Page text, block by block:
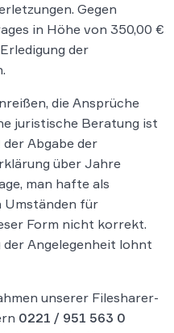
Gegen
in Höhe von 350,00 €
der
die Ansprüche
juristische Beratung ist
Abgabe der
über Jahre
man hafte als
Umständen für
Form nicht korrekt.
Angelegenheit lohnt
unserer Filesharer-
0221 / 951 563 0